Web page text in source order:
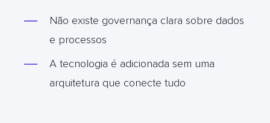
Não existe governança clara sobre dados
e processos
A tecnologia é adicionada sem uma
arquitetura que conecte tudo